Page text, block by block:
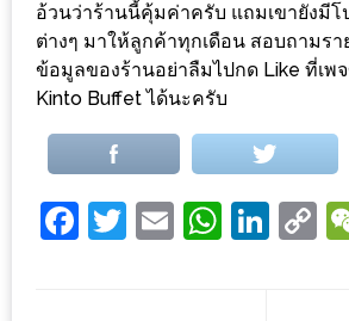
รวม
โปร
โม
ชั่
นวัน
แม่
แห่ง
อ้วนว่าร้านนี้คุ้มค่าครับ แถมเขายังมีโ
ต่างๆ มาให้ลูกค้าทุกเดือน สอบถามรา
ข้อมูลของร้านอย่าลืมไปกด Like ที่เพ
Kinto Buffet ได้นะครับ
Facebook
Twitter
Email